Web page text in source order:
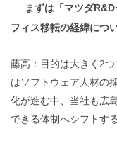
──まずは「マツダR&D
フィス移転の経緯につ
藤高：目的は大きく2
はソフトウェア人材の
化が進む中、当社も広
できる体制へシフトす